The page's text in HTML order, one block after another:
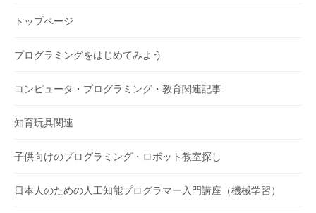
トップページ
プログラミングをはじめてみよう
コンピュータ・プログラミング・教育関連記事
知育玩具関連
子供向けのプログラミング・ロボット教室探し
日本人のための人工知能プログラマー入門講座（機械学習）